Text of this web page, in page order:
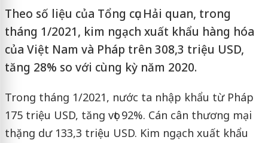
Theo số liệu của Tổng cục Hải quan, trong
tháng 1/2021, kim ngạch xuất khẩu hàng hóa
của Việt Nam và Pháp trên 308,3 triệu USD,
tăng 28% so với cùng kỳ năm 2020.
Trong tháng 1/2021, nước ta nhập khẩu từ Pháp
175 triệu USD, tăng vọt 92%. Cán cân thương mại
thặng dư 133,3 triệu USD. Kim ngạch xuất khẩu